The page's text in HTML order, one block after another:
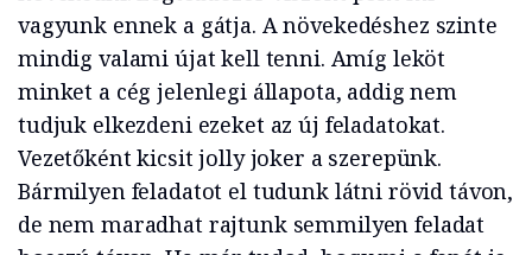
vagyunk ennek a gátja. A növekedéshez szinte
mindig valami újat kell tenni. Amíg leköt
minket a cég jelenlegi állapota, addig nem
tudjuk elkezdeni ezeket az új feladatokat.
Vezetőként kicsit jolly joker a szerepünk.
Bármilyen feladatot el tudunk látni rövid távon,
de nem maradhat rajtunk semmilyen feladat